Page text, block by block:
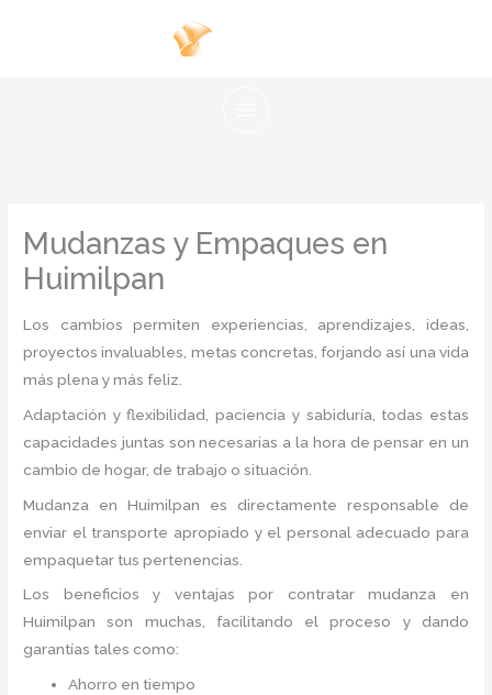
Mudanzas y Empaques en
Huimilpan
Los cambios permiten experiencias, aprendizajes, ideas,
proyectos invaluables, metas concretas, forjando así una vida
más plena y más feliz.
Adaptación y flexibilidad, paciencia y sabiduría, todas estas
capacidades juntas son necesarias a la hora de pensar en un
cambio de hogar, de trabajo o situación.
Mudanza en Huimilpan es directamente responsable de
enviar el transporte apropiado y el personal adecuado para
empaquetar tus pertenencias.
Los beneficios y ventajas por contratar mudanza en
Huimilpan
son muchas, facilitando el proceso y dando
garantías tales como:
Ahorro en tiempo